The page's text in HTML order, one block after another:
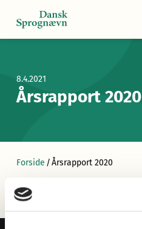
8.4.2021
Årsrapport 2020
Forside /Årsrapport 2020